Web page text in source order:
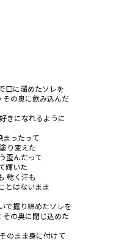
口に溜めたソレを
の奥に飲み込んだ
きになれるように
まったって
り変えた
歪んだって
輝いた
乾く汗も
とはないまま
で握り締めたソレを
の奥に閉じ込めた
のまま身に付けて